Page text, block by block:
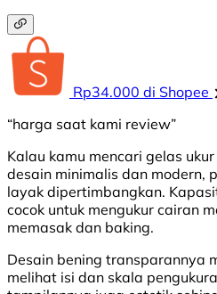
Rp34.000 di Shopee
“harga saat kami review”
Kalau kamu mencari gelas
desain minimalis dan modern,
layak dipertimbangkan.
cocok untuk mengukur cairan
memasak dan baking.
Desain bening transparannya
melihat isi dan skala